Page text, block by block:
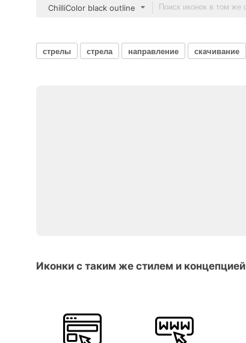
ChilliColor black outline
стрелы стрела направление скачивание
Иконки с таким же стилем и концепцией